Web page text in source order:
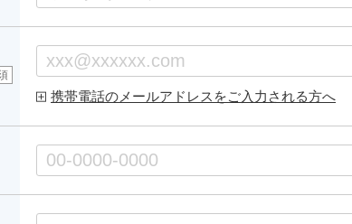
携帯電話のメールアドレスをご入力される方へ